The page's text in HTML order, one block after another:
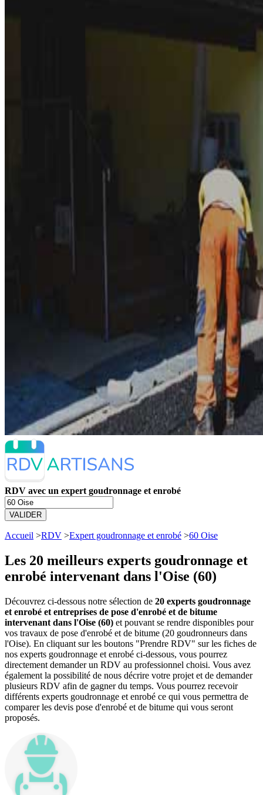
RDV avec un expert goudronnage et enrobé
VALIDER
Accueil >RDV >Expert goudronnage et enrobé >60 Oise
Les 20 meilleurs experts goudronnage et
enrobé intervenant dans l'Oise (60)
Découvrez ci-dessous notre sélection de 20 experts goudronnage
et enrobé et entreprises de pose d'enrobé et de bitume
intervenant dans l'Oise (60) et pouvant se rendre disponibles pour
vos travaux de pose d'enrobé et de bitume (20 goudronneurs dans
l'Oise). En cliquant sur les boutons "Prendre RDV" sur les fiches de
nos experts goudronnage et enrobé ci-dessous, vous pourrez
directement demander un RDV au professionnel choisi. Vous avez
également la possibilité de nous décrire votre projet et de demander
plusieurs RDV afin de gagner du temps. Vous pourrez recevoir
différents experts goudronnage et enrobé ce qui vous permettra de
comparer les devis pose d'enrobé et de bitume qui vous seront
proposés.